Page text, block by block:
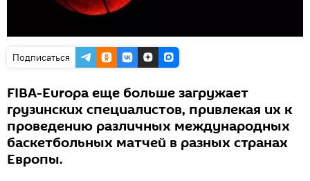
Подписаться
FIBA-Europa еще больше загружает
грузинских специалистов, привлекая их к
проведению различных международных
баскетбольных матчей в разных странах
Европы.